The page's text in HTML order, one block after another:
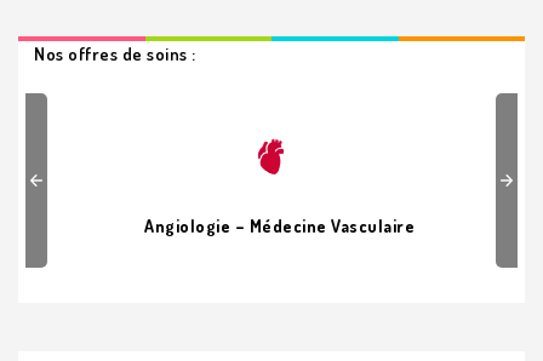
Nos offres de soins :
Previous
Angiologie – Médecine Vasculaire
Next